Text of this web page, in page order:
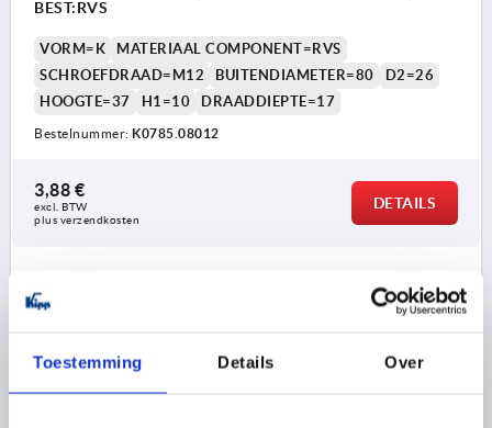
Toestemming Details Over
BEST:RVS
VORM=K
MATERIAAL COMPONENT=RVS
SCHROEFDRAAD=M12
BUITENDIAMETER=80
D2=26
HOOGTE=37
H1=10 DRAADDIEPTE=17
Bestelnummer: K0785.08012
3,88 €
excl. BTW
plus verzendkosten
DETAILS